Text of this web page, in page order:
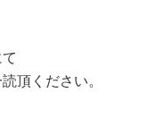
頂ください。